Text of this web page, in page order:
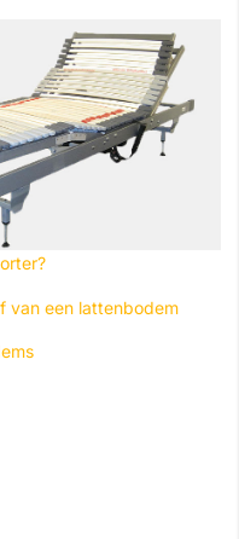
van een lattenbodem